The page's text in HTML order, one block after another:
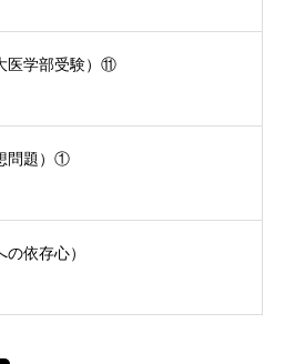
医学部受験）⑪
問題）①
依存心）